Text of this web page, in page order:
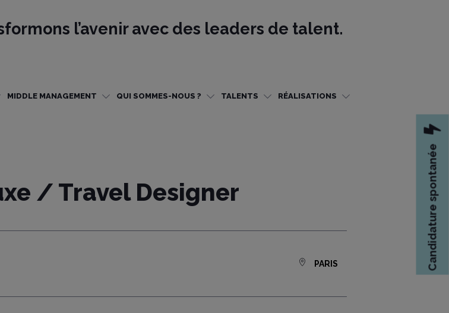
l’avenir avec des leaders de talent.
MIDDLE MANAGEMENT QUI SOMMES-NOUS ? TALENTS RÉALISATIONS
/ Travel Designer
PARIS Candidature spontanée